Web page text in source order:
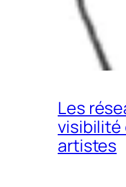
Les
visibilité
artistes